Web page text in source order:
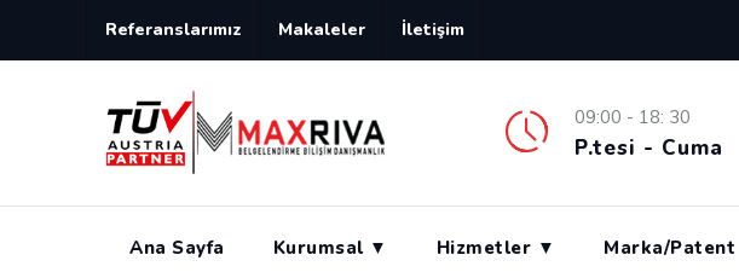
Referanslarımız Makaleler İletişim
09:00 - 18: 30
P.tesi - Cuma
Ana Sayfa Kurumsal ▼ Hizmetler ▼ Marka/